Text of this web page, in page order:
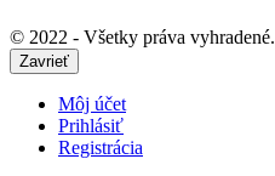
© 2022 - Všetky práva vyhradené.
Zavrieť
Môj účet
Prihlásiť
Registrácia